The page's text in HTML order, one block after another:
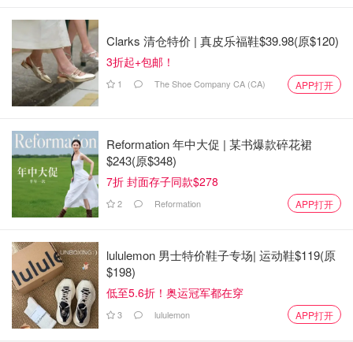
Clarks 清仓特价 | 真皮乐福鞋$39.98(原$120)
3折起+包邮！
1 The Shoe Company CA (CA) APP打开
Reformation 年中大促 | 某书爆款碎花裙
$243(原$348)
7折 封面存子同款$278
2 Reformation APP打开
lululemon 男士特价鞋子专场| 运动鞋$119(原
$198)
低至5.6折！奥运冠军都在穿
3 lululemon APP打开